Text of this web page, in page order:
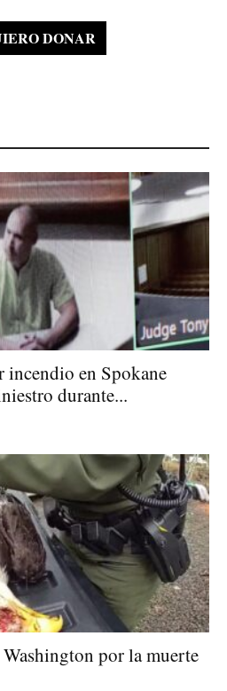
DONAR
incendio en Spokane
durante...
por la muerte